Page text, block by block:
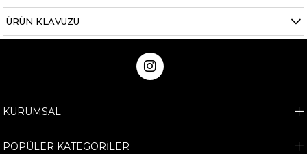
ÜRÜN KLAVUZU
KURUMSAL
POPÜLER KATEGORİLER